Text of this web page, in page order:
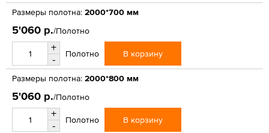
Размеры полотна: 2000*700 мм
5'060 р./Полотно
+
-
Полотно В корзину
Размеры полотна: 2000*800 мм
5'060 р./Полотно
+
-
Полотно В корзину